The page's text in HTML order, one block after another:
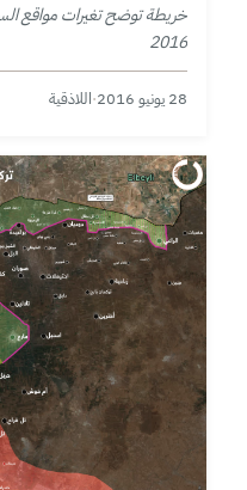
2016
28 يونيو 2016 ·اللاذقية